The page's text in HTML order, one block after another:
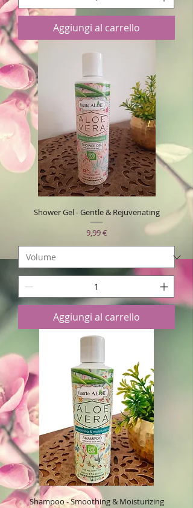
Aggiungi al carrello
Shower Gel - Gentle & Rejuvenating
Prezzo
9,99 €
Aggiungi al carrello
Shampoo - Smoothing & Moisturizing